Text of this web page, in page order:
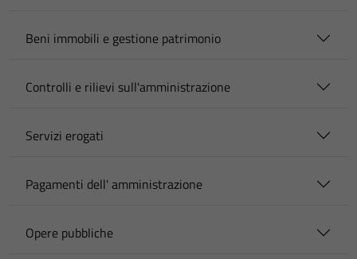
Beni immobili e gestione patrimonio
Controlli e rilievi sull'amministrazione
Servizi erogati
Pagamenti dell' amministrazione
Opere pubbliche